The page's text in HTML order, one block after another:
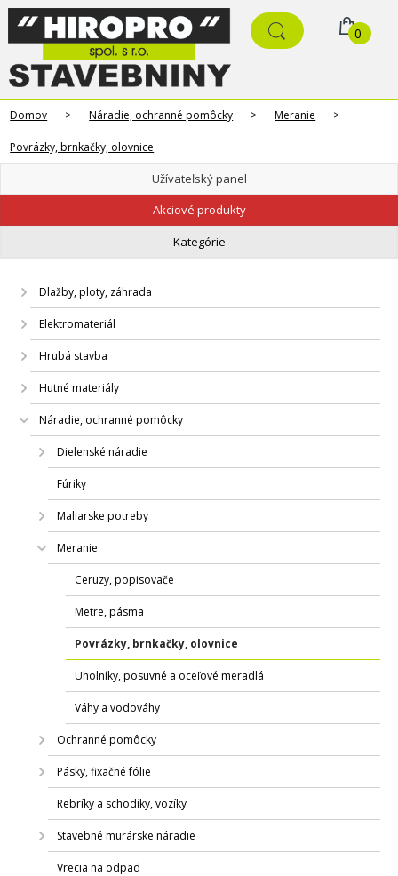
0
Domov > Náradie, ochranné pomôcky > Meranie >
Povrázky, brnkačky, olovnice
Užívateľský panel
Akciové produkty
Kategórie
Dlažby, ploty, záhrada
Elektromateriál
Hrubá stavba
Hutné materiály
Náradie, ochranné pomôcky
Dielenské náradie
Fúriky
Maliarske potreby
Meranie
Ceruzy, popisovače
Metre, pásma
Povrázky, brnkačky, olovnice
Uholníky, posuvné a oceľové meradlá
Váhy a vodováhy
Ochranné pomôcky
Pásky, fixačné fólie
Rebríky a schodíky, vozíky
Stavebné murárske náradie
Vrecia na odpad